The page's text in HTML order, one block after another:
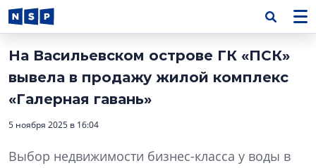
На Васильевском острове ГК «ПСК»
вывела в продажу жилой комплекс
«Галерная гавань»
5 ноября 2025 в 16:04
Выбор недвижимости бизнес-класса у воды в